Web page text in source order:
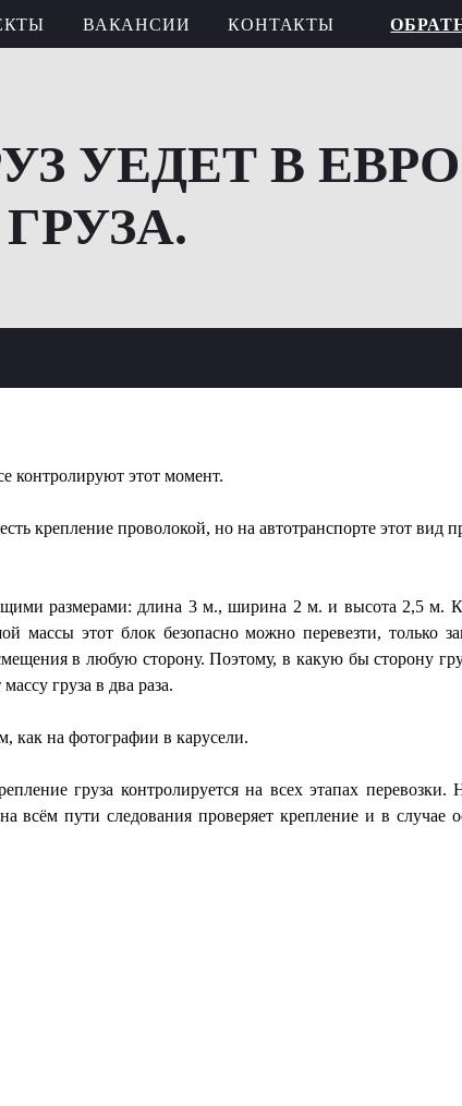
ВАКАНСИИ КОНТАКТЫ
УЕДЕТ В
контролируют этот момент.
проволокой, но на автотранспорте этот вид
размерами: длина 3 м., ширина 2 м. и высота 2,5 м.
этот блок безопасно можно перевезти, только
в любую сторону. Поэтому, в какую бы сторону
груза в два раза.
как на фотографии в карусели.
груза контролируется на всех этапах
всём пути следования проверяет крепление и в случае